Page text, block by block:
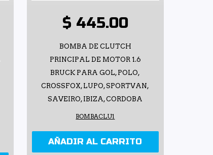
$ 445.00
BOMBA DE CLUTCH
PRINCIPAL DE MOTOR 1.6
BRUCK PARA GOL, POLO,
CROSSFOX, LUPO, SPORTVAN,
SAVEIRO, IBIZA, CORDOBA
BOMBACLU1
AÑADIR AL CARRITO